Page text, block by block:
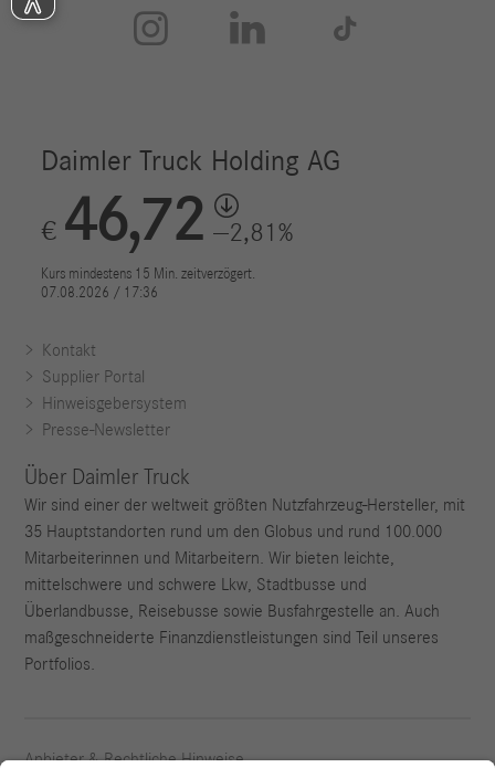

 
Kontakt
Supplier Portal
Hinweisgebersystem
Presse-Newsletter
Über Daimler Truck
Wir sind einer der weltweit größten Nutzfahrzeug-Hersteller, mit
35 Hauptstandorten rund um den Globus und rund 100.000
Mitarbeiterinnen und Mitarbeitern. Wir bieten leichte,
mittelschwere und schwere Lkw, Stadtbusse und
Überlandbusse, Reisebusse sowie Busfahrgestelle an. Auch
maßgeschneiderte Finanzdienstleistungen sind Teil unseres
Portfolios.
Anbieter & Rechtliche Hinweise